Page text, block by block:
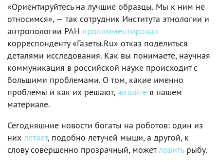
«Ориентируйтесь на лучшие образцы. Мы к ним не
относимся», — так сотрудник Института этнологии и
антропологии РАН прокомментировал
корреспонденту «Газеты.Ru» отказ поделиться
деталями исследования. Как вы понимаете, научная
коммуникация в российской науке происходит с
большими проблемами. О том, какие именно
проблемы и как их решают, читайте в нашем
материале.
Сегодняшние новости богаты на роботов: один из
них летает, подобно летучей мыши, а другой, к
слову совершенно прозрачный, можетловитьрыбу.